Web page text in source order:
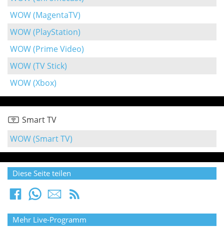
WOW (MagentaTV)
WOW (PlayStation)
WOW (Prime Video)
WOW (TV Stick)
WOW (Xbox)
Smart TV
WOW (Smart TV)
Diese Seite teilen
Mehr Live-Programm